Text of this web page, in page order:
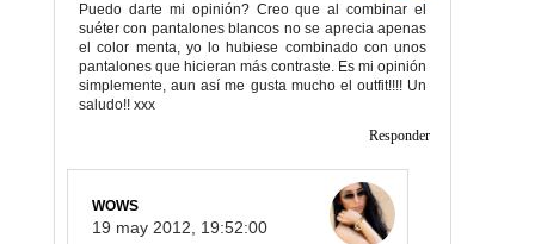
Puedo darte mi opinión? Creo que al combinar el
suéter con pantalones blancos no se aprecia apenas
el color menta, yo lo hubiese combinado con unos
pantalones que hicieran más contraste. Es mi opinión
simplemente, aun así me gusta mucho el outfit!!!! Un
saludo!! xxx
Responder
WOWS
19 may 2012, 19:52:00